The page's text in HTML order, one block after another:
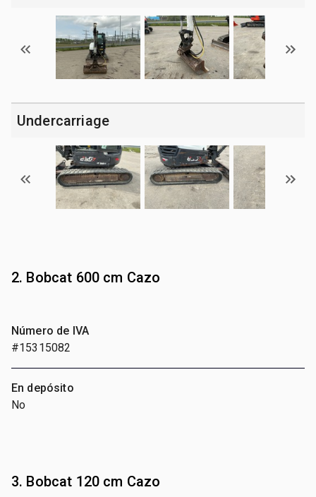
Undercarriage
2. Bobcat 600 cm Cazo
Número de IVA
#15315082
En depósito
No
3. Bobcat 120 cm Cazo